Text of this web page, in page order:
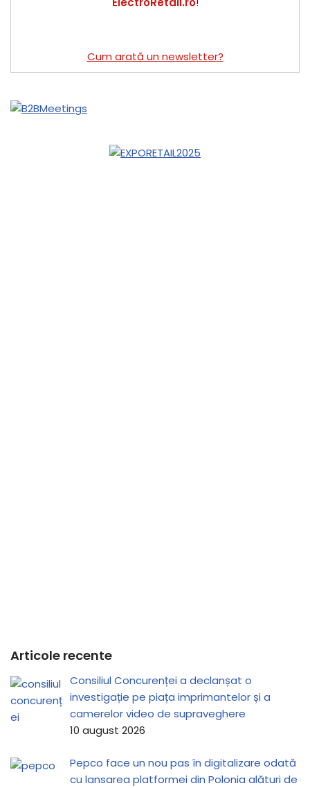
Cum arată un newsletter?
Articole recente
Consiliul Concurenței a declanșat o
investigație pe piața imprimantelor și a
camerelor video de supraveghere
10 august 2026
Pepco face un nou pas în digitalizare odată
cu lansarea platformei din Polonia alături de